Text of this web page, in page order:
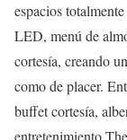
espacios
LED, menú de
cortesía, creando
como de placer.
buffet cortesía,
entretenimiento